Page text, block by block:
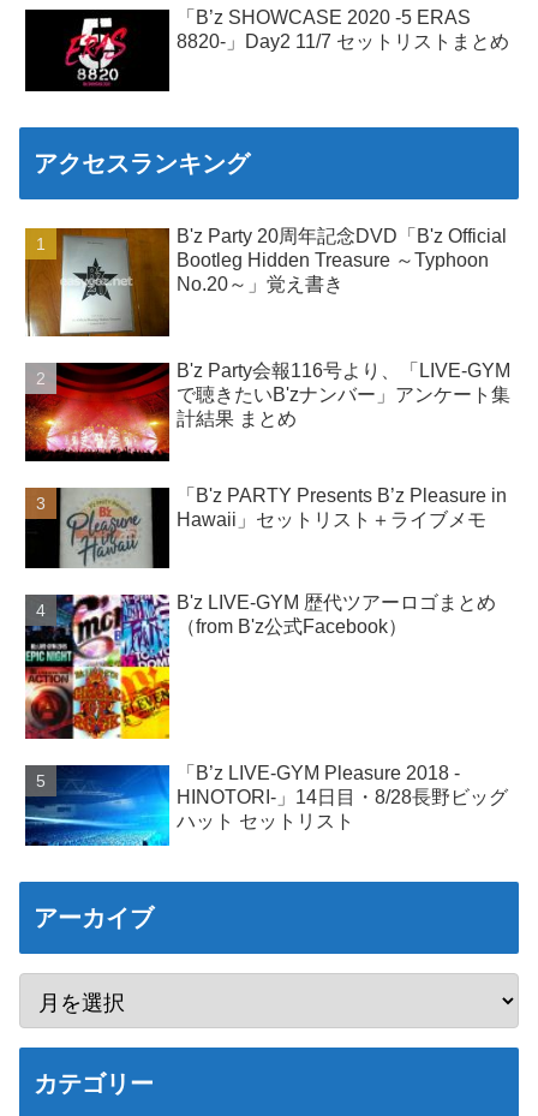
「B’z SHOWCASE 2020 -5 ERAS
8820-」Day2 11/7 セットリストまとめ
アクセスランキング
B'z Party 20周年記念DVD「B'z Official
Bootleg Hidden Treasure ～Typhoon
No.20～」覚え書き
B'z Party会報116号より、「LIVE-GYM
で聴きたいB'zナンバー」アンケート集
計結果 まとめ
「B'z PARTY Presents B’z Pleasure in
Hawaii」セットリスト＋ライブメモ
B'z LIVE-GYM 歴代ツアーロゴまとめ
（from B'z公式Facebook）
「B’z LIVE-GYM Pleasure 2018 -
HINOTORI-」14日目・8/28長野ビッグ
ハット セットリスト
アーカイブ
カテゴリー